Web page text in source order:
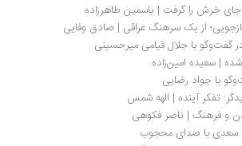
را گرفت | یاسمین طاهرزاده
از یک سرهنگ عراقی | صادق وفایی
با جلال قیامی میرحسینی
امین‌زاده
رضایی
آینده | الهه شمس
| ناصر فکوهی
با صدای محجوب